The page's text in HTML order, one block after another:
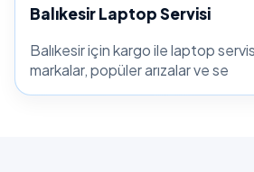
Balıkesir Laptop Servisi
Balıkesir için kargo ile laptop
markalar, popüler arızalar ve se